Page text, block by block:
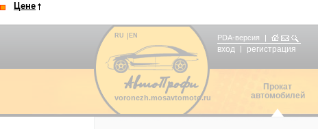
Цене
voronezh.mosavtomoto.ru
PDA-версия
вход регистрация
RU EN
Прокат
автомобилей